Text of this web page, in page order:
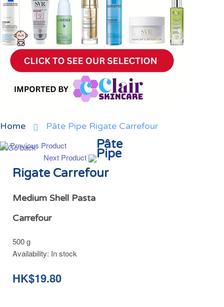
Home Pâte Pipe Rigate Carrefour
Previous Product
Next Product
Pâte
Pipe
Rigate Carrefour
Medium Shell Pasta
Carrefour
500 g
Availability: In stock
HK$19.80